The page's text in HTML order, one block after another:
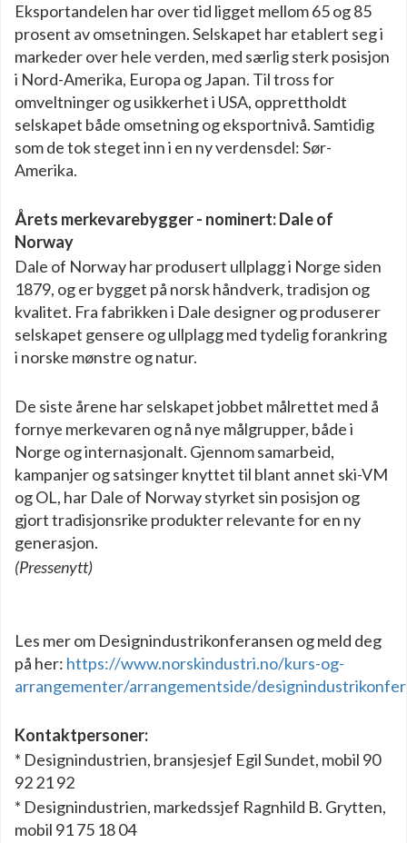
Eksportandelen har over tid ligget mellom 65 og 85
prosent av omsetningen. Selskapet har etablert seg i
markeder over hele verden, med særlig sterk posisjon
i Nord-Amerika, Europa og Japan. Til tross for
omveltninger og usikkerhet i USA, opprettholdt
selskapet både omsetning og eksportnivå. Samtidig
som de tok steget inn i en ny verdensdel: Sør-
Amerika.
Årets merkevarebygger - nominert: Dale of
Norway
Dale of Norway har produsert ullplagg i Norge siden
1879, og er bygget på norsk håndverk, tradisjon og
kvalitet. Fra fabrikken i Dale designer og produserer
selskapet gensere og ullplagg med tydelig forankring
i norske mønstre og natur.
De siste årene har selskapet jobbet målrettet med å
fornye merkevaren og nå nye målgrupper, både i
Norge og internasjonalt. Gjennom samarbeid,
kampanjer og satsinger knyttet til blant annet ski-VM
og OL, har Dale of Norway styrket sin posisjon og
gjort tradisjonsrike produkter relevante for en ny
generasjon.
(Pressenytt)
Les mer om Designindustrikonferansen og meld deg
på her: https://www.norskindustri.no/kurs-og-
arrangementer/arrangementside/
Kontaktpersoner:
* Designindustrien, bransjesjef Egil Sundet, mobil 90
92 21 92
* Designindustrien, markedssjef Ragnhild B. Grytten,
mobil 91 75 18 04